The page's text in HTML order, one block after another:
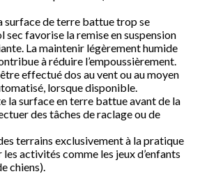
surface de terre battue trop se
sec favorise la remise en suspension
La maintenir légèrement humide
à réduire l’empoussièrement.
effectué dos au vent ou au moyen
lorsque disponible.
la surface en terre battue avant de la
des tâches de raclage ou de
terrains exclusivement à la pratique
activités comme les jeux d’enfants
chiens).